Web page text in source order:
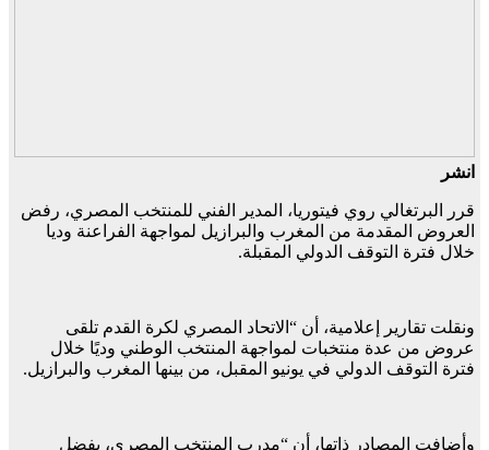
انشر
قرر البرتغالي روي فيتوريا، المدير الفني للمنتخب المصري، رفض
العروض المقدمة من المغرب والبرازيل لمواجهة الفراعنة وديا
خلال فترة التوقف الدولي المقبلة.
ونقلت تقارير إعلامية، أن “الاتحاد المصري لكرة القدم تلقى
عروض من عدة منتخبات لمواجهة المنتخب الوطني وديًا خلال
فترة التوقف الدولي في يونيو المقبل، من بينها المغرب والبرازيل.
وأضافت المصادر ذاتها، أن “مدرب المنتخب المصري، يفضل